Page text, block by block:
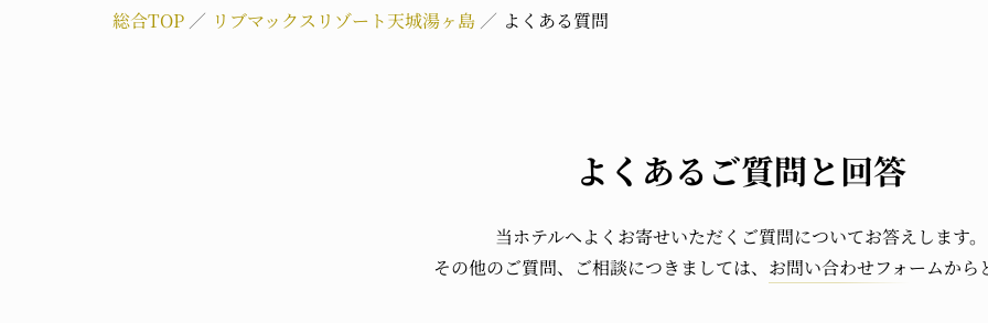
総合TOP リブマックスリゾート天城湯ヶ島 よくある質問
よくあるご質問と回答
当ホテルへよくお寄せいただくご質問についてお答えします。
その他のご質問、ご相談につきましては、 お問い合わせフォームから